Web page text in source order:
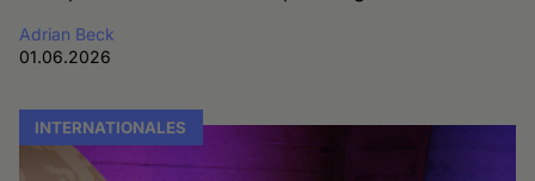
Adrian Beck
01.06.2026
INTERNATIONALES